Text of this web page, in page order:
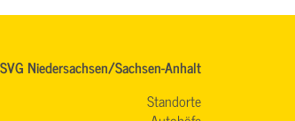
Niedersachsen/Sachsen-Anhalt
Standorte